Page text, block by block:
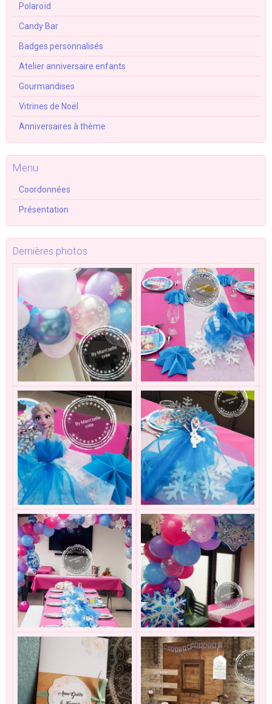
Polaroïd
Candy Bar
Badges personnalisés
Atelier anniversaire enfants
Gourmandises
Vitrines de Noël
Anniversaires à thème
Menu
Coordonnées
Présentation
Dernières photos